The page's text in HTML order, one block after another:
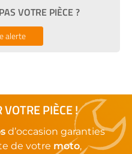
VOTRE PIÈCE ?
alerte
PIÈCE !
d’occasion garanties
de votre moto,